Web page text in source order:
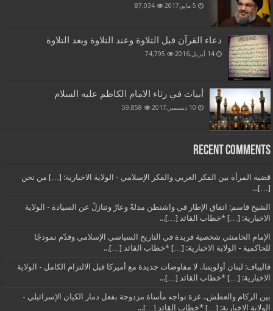
5 مايو,2017 87,034
دعاء القرآن قبل التلاوة وعند التلاوة وبعد التلاوة
14 أبريل,2016 74,795
أبيات في رثاء الامام الكاظم عليه السلام
10 ديسمبر,2017 59,858
Recent Comments
قضية المرأة بين الفكر الغربي والفكر الإسلامي - الولاية الاخبارية: […] من نحن
[…]...
الشيخ قاسم: اتفاق الإطار في واشنطن مذلةٌ وعارٌ وتنازلٌ عن السيادة - الولاية
الاخبارية: […] *خطاب القائد […]...
الإمام الخامنئي شخصية فريدة في التاريخ السياسي الإسلامي وقدّم نموذجًا
للحاكمية - الولاية الاخبارية: […] *خطاب القائد […]...
قاليباف: لبنان أولويتنا.. لا مفاوضات جديدة مع أميركا قبل الالتزام الكامل - الولاية
الاخبارية: […] *خطاب القائد […]...
بين الركام والعطش.. غزة تواجه مأساة مزدوجة بفعل دمار الكيان الإسرائيلي -
الولاية الاخبارية: […] *خطاب القائد […]...